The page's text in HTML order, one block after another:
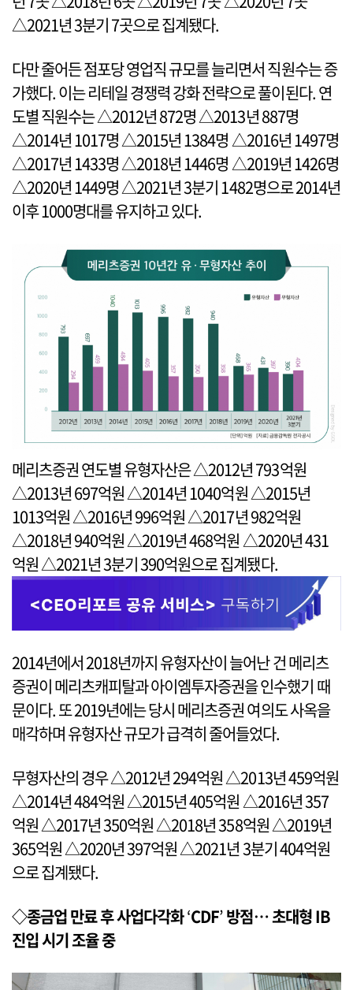
△2021년 3분기 7곳으로 집계됐다.
다만 줄어든 점포당 영업직 규모를 늘리면서 직원수는 증
가했다. 이는 리테일 경쟁력 강화 전략으로 풀이된다. 연
도별 직원수는 △2012년 872명 △2013년 887명
△2014년 1017명 △2015년 1384명 △2016년 1497명
△2017년 1433명 △2018년 1446명 △2019년 1426명
△2020년 1449명 △2021년 3분기 1482명으로 2014년
이후 1000명대를 유지하고 있다.
메리츠증권 연도별 유형자산은 △2012년 793억원
△2013년 697억원 △2014년 1040억원 △2015년
1013억원 △2016년 996억원 △2017년 982억원
△2018년 940억원 △2019년 468억원 △2020년 431
억원 △2021년 3분기 390억원으로 집계됐다.
2014년에서 2018년까지 유형자산이 늘어난 건 메리츠
증권이 메리츠캐피탈과 아이엠투자증권을 인수했기 때
문이다. 또 2019년에는 당시 메리츠증권 여의도 사옥을
매각하며 유형자산 규모가 급격히 줄어들었다.
무형자산의 경우 △2012년 294억원 △2013년 459억원
△2014년 484억원 △2015년 405억원 △2016년 357
억원 △2017년 350억원 △2018년 358억원 △2019년
365억원 △2020년 397억원 △2021년 3분기 404억원
으로 집계됐다.
◇종금업 만료 후 사업다각화‘CDF’방점… 초대형 IB
진입 시기 조율 중